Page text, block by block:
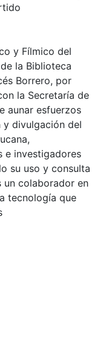
y Fílmico del
la Biblioteca
Borrero, por
la Secretaría de
aunar esfuerzos
y divulgación del
e investigadores
su uso y consulta
un colaborador en
tecnología que